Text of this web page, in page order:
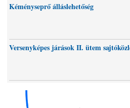
Kéményseprő álláslehetőség
Versenyképes járások II. ütem